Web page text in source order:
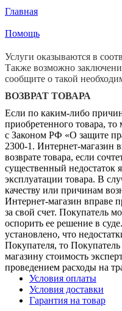
Главная
Помощь
Услуги оказываются в
Также возможно
сообщите о такой
ВОЗВРАТ ТОВАРА
Если по каким-либо
приобретенного товара, то
с Законом РФ «О защите
2300-1. Интернет-магазин
возврате товара, если
существенный недостаток
эксплуатации товара. В
качеству или причинам
Интернет-магазин вправе
за свой счет. Покупатель
оспорить ее решение в
установлено, что
Покупателя, то
магазину стоимость
проведением расходы на
Условия оплаты
Условия доставки
Гарантия на товар